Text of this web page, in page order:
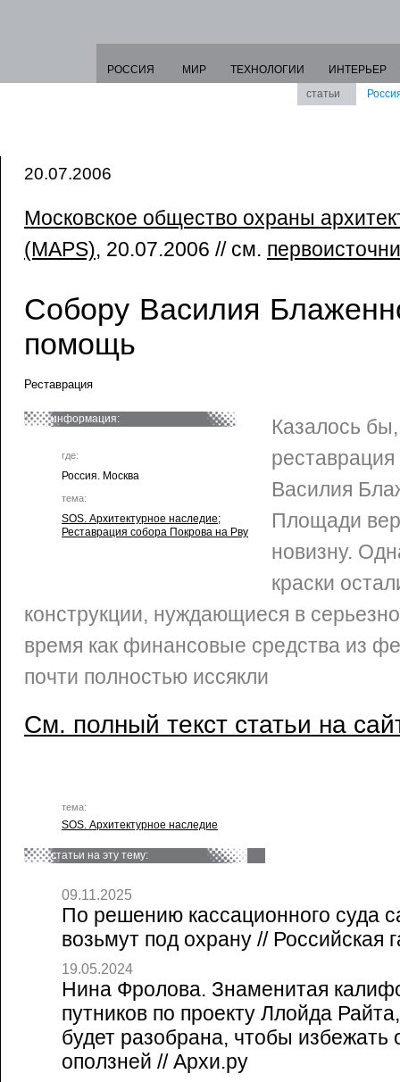
РОССИЯ МИР ТЕХНОЛОГИИ
ИНТЕРЬЕР
статьи
20.07.2006
Московское общество охраны
(MAPS), 20.07.2006 // см.
Собору Василия
помощь
Реставрация
информация:
где:
Россия. Москва
тема:
SOS. Архитектурное наследие;
Реставрация собора Покрова на Рву
Казалось
Василия
Площади
новизну.
краски
конструкции, нуждающиеся в
время как финансовые средства из
почти полностью иссякли
См. полный текст статьи на
тема:
SOS. Архитектурное наследие
статьи на эту тему:
09.11.2025
По решению кассационного суда
возьмут под охрану // Российская
19.05.2024
Нина Фролова. Знаменитая
путников по проекту Ллойда
будет разобрана, чтобы избежать
оползней // Архи.ру